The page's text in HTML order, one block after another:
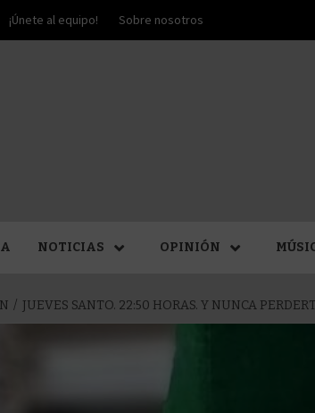
¡Únete al equipo! Sobre nosotros
NOTICIAS OPINIÓN
JUEVES SANTO. 22:50 HORAS. Y NUNCA